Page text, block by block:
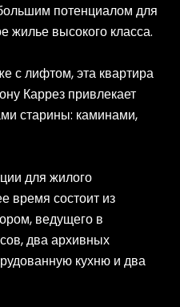
потенциалом для
жилье высокого класса.
с лифтом, эта квартира
Каррез привлекает
старины: каминами,
для жилого
время состоит из
ведущего в
два архивных
кухню и два